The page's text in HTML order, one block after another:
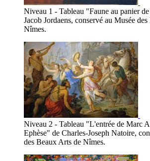
Niveau 1 - Tableau "Faune au panier
Jacob Jordaens, conservé au Musée
Nîmes.
Niveau 2 - Tableau "L'entrée de Marc
Ephèse" de Charles-Joseph Natoire,
des Beaux Arts de Nîmes.